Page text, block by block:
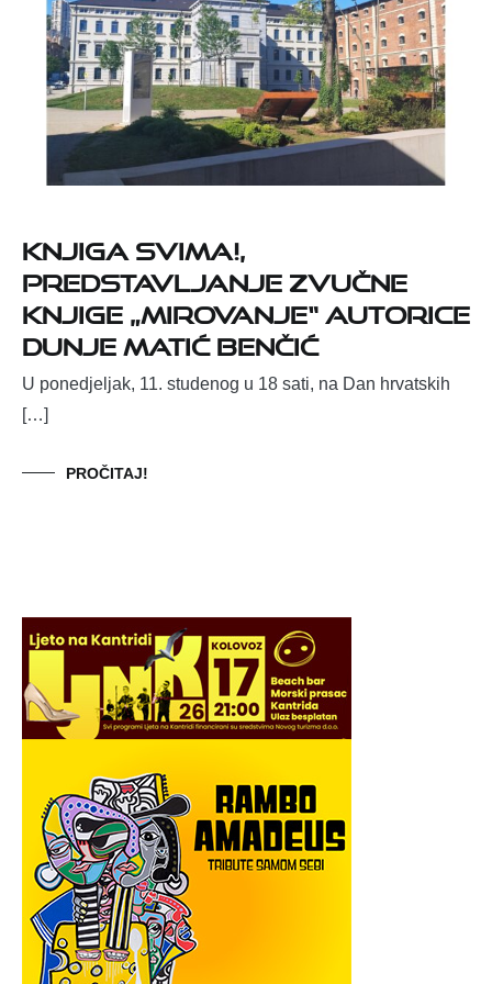
Knjiga svima!,
predstavljanje zvučne
knjige „Mirovanje“ autorice
Dunje Matić Benčić
U ponedjeljak, 11. studenog u 18 sati, na Dan hrvatskih
[…]
PROČITAJ!